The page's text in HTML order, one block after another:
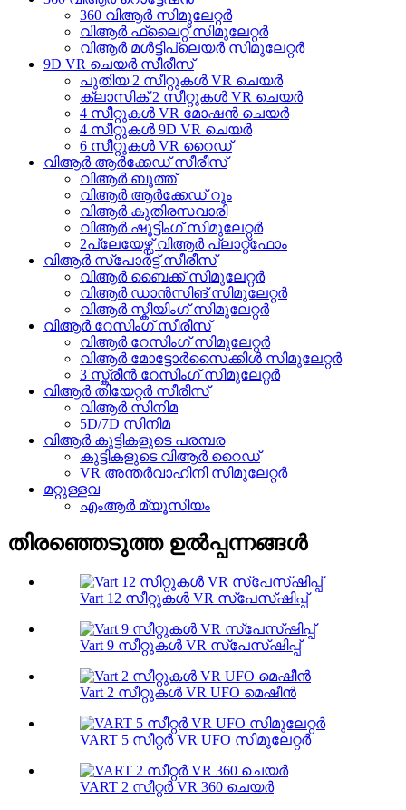
360 വിആർ സിമുലേറ്റർ
വിആർ ഫ്ലൈറ്റ് സിമുലേറ്റർ
വിആർ മൾട്ടിപ്ലെയർ സിമുലേറ്റർ
9D VR ചെയർ സീരീസ്
പുതിയ 2 സീറ്റുകൾ VR ചെയർ
ക്ലാസിക് 2 സീറ്റുകൾ VR ചെയർ
4 സീറ്റുകൾ VR മോഷൻ ചെയർ
4 സീറ്റുകൾ 9D VR ചെയർ
6 സീറ്റുകൾ VR റൈഡ്
വിആർ ആർക്കേഡ് സീരീസ്
വിആർ ബൂത്ത്
വിആർ ആർക്കേഡ് റൂം
വിആർ കുതിരസവാരി
വിആർ ഷൂട്ടിംഗ് സിമുലേറ്റർ
2പ്ലേയേഴ്സ് വിആർ പ്ലാറ്റ്ഫോം
വിആർ സ്പോർട്ട് സീരീസ്
വിആർ ബൈക്ക് സിമുലേറ്റർ
വിആർ ഡാൻസിങ് സിമുലേറ്റർ
വിആർ സ്കീയിംഗ് സിമുലേറ്റർ
വിആർ റേസിംഗ് സീരീസ്
വിആർ റേസിംഗ് സിമുലേറ്റർ
വിആർ മോട്ടോർസൈക്കിൾ സിമുലേറ്റർ
3 സ്ക്രീൻ റേസിംഗ് സിമുലേറ്റർ
വിആർ തിയേറ്റർ സീരീസ്
വിആർ സിനിമ
5D/7D സിനിമ
വിആർ കുട്ടികളുടെ പരമ്പര
കുട്ടികളുടെ വിആർ റൈഡ്
VR അന്തർവാഹിനി സിമുലേറ്റർ
മറ്റുള്ളവ
എംആർ മ്യൂസിയം
തിരഞ്ഞെടുത്ത ഉൽപ്പന്നങ്ങൾ
Vart 12 സീറ്റുകൾ VR സ്പേസ്ഷിപ്പ്
Vart 9 സീറ്റുകൾ VR സ്പേസ്ഷിപ്പ്
Vart 2 സീറ്റുകൾ VR UFO മെഷീൻ
VART 5 സീറ്റർ VR UFO സിമുലേറ്റർ
VART 2 സീറ്റർ VR 360 ചെയർ